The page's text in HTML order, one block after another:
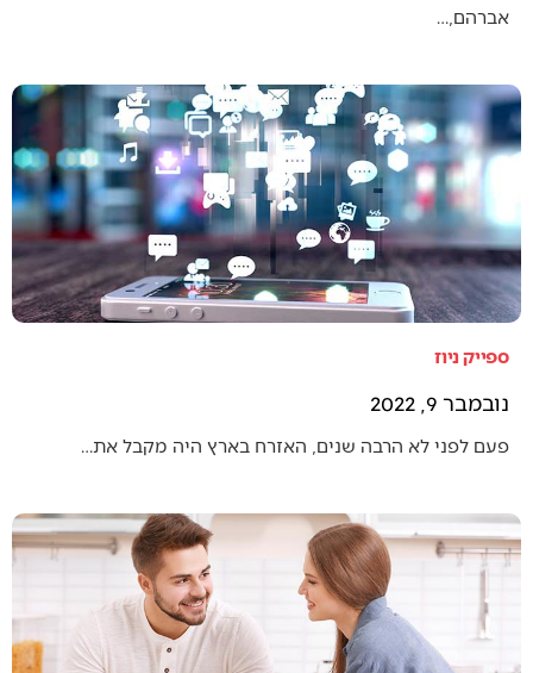
אברהם,…
ספייק ניוז
נובמבר 9, 2022
פעם לפני לא הרבה שנים, האזרח בארץ היה מקבל את…